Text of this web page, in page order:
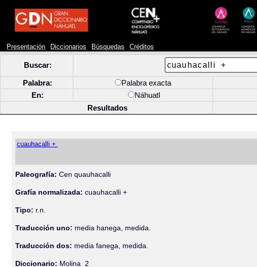
Presentación Diccionarios Búsquedas Créditos
Buscar:
Palabra: Palabra exacta
En:
Náhuatl
Resultados
cuauhacalli +
Paleografía: Cen quauhacalli
Grafía normalizada: cuauhacalli +
Tipo: r.n.
Traducción uno: media hanega, medida.
Traducción dos: media fanega, medida.
Diccionario: Molina_2